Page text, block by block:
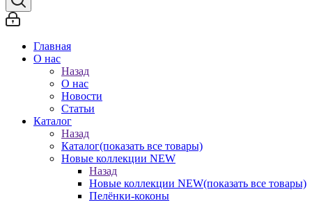
Главная
О нас
Назад
О нас
Новости
Статьи
Каталог
Назад
Каталог(показать все товары)
Новые коллекции NEW
Назад
Новые коллекции NEW(показать все товары)
Пелёнки-коконы